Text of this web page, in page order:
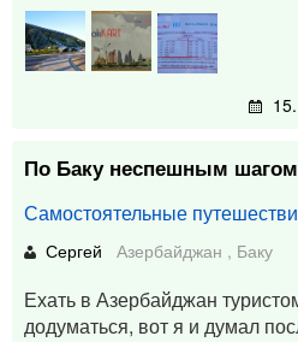
По Баку неспешным шагом
Самостоятельные
Сергей Азербайджан , Баку
Ехать в Азербайджан
додуматься, вот я и думал